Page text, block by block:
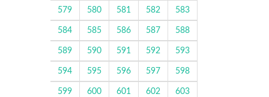
579 580 581 582 583
584 585 586 587 588
589 590 591 592 593
594 595 596 597 598
599 600 601 602 603